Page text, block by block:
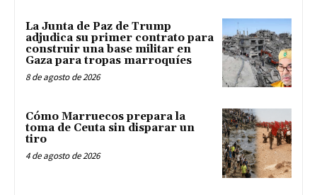
La Junta de Paz de Trump
adjudica su primer contrato para
construir una base militar en
Gaza para tropas marroquíes
8 de agosto de 2026
Cómo Marruecos prepara la
toma de Ceuta sin disparar un
tiro
4 de agosto de 2026